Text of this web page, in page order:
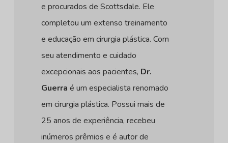
e procurados de Scottsdale. Ele
completou um extenso treinamento
e educação em cirurgia plástica. Com
seu atendimento e cuidado
excepcionais aos pacientes, Dr.
Guerra é um especialista renomado
em cirurgia plástica. Possui mais de
25 anos de experiência, recebeu
inúmeros prêmios e é autor de